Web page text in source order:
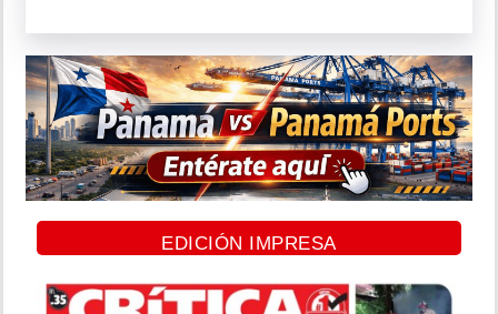
EDICIÓN IMPRESA